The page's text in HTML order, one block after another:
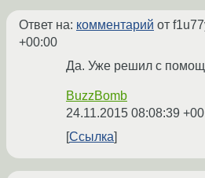
Ответ на: комментарий от
+00:00
Да. Уже решил с
BuzzBomb
24.11.2015 08:08:39
Ссылка